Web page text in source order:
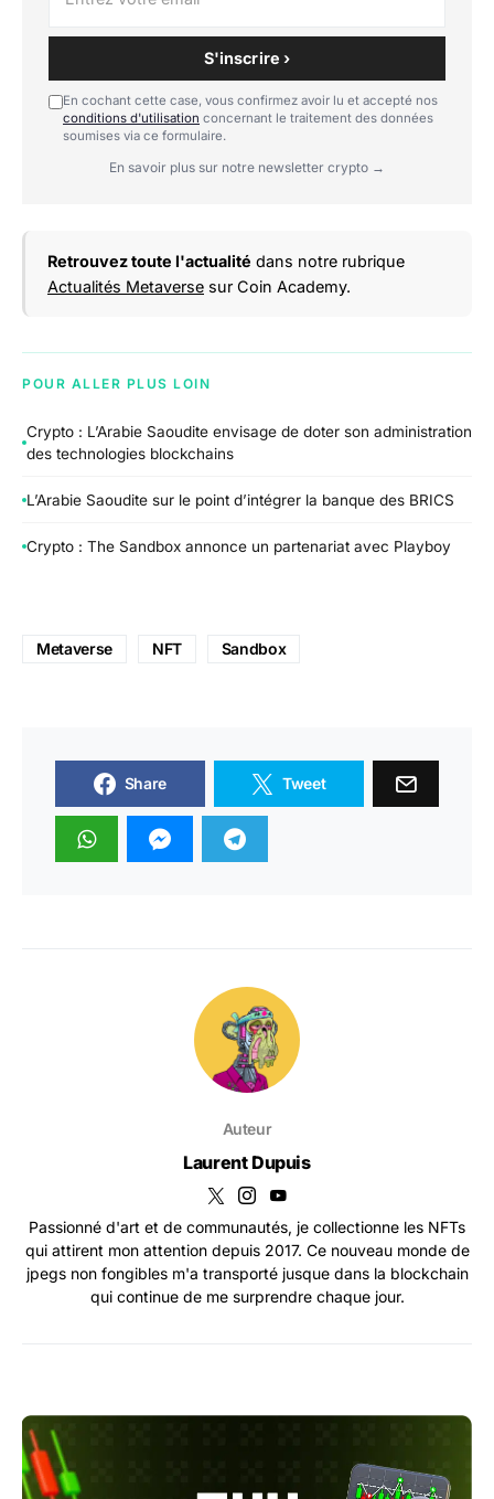
S'inscrire ›
En cochant cette case, vous confirmez avoir lu et accepté nos
conditions d'utilisation concernant le traitement des données
soumises via ce formulaire.
En savoir plus sur notre newsletter crypto →
Retrouvez toute l'actualité dans notre rubrique
Actualités Metaverse sur Coin Academy.
POUR ALLER PLUS LOIN
Crypto : L’Arabie Saoudite envisage de doter son administration
des technologies blockchains
L’Arabie Saoudite sur le point d’intégrer la banque des BRICS
Crypto : The Sandbox annonce un partenariat avec Playboy
Metaverse NFT Sandbox
Share Tweet
Auteur
Laurent Dupuis
Passionné d'art et de communautés, je collectionne les NFTs
qui attirent mon attention depuis 2017. Ce nouveau monde de
jpegs non fongibles m'a transporté jusque dans la blockchain
qui continue de me surprendre chaque jour.